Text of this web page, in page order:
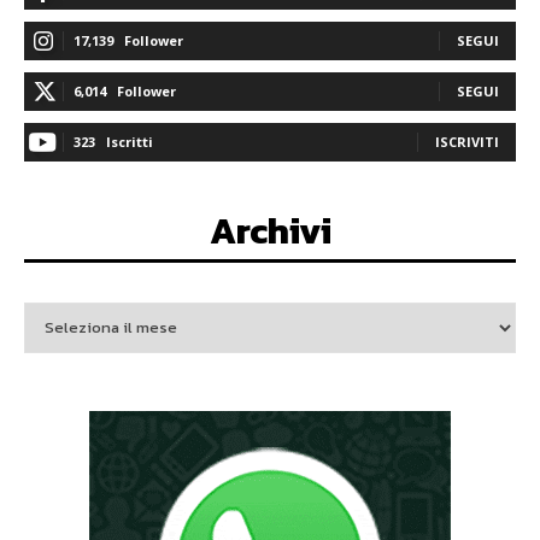
17,139 Follower SEGUI
6,014 Follower SEGUI
323 Iscritti ISCRIVITI
Archivi